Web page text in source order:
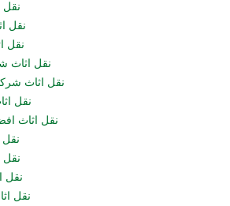
نقل
نقل
نقل
نقل اثاث
نقل اثاث
نقل
نقل اثاث
نقل
نقل
نقل